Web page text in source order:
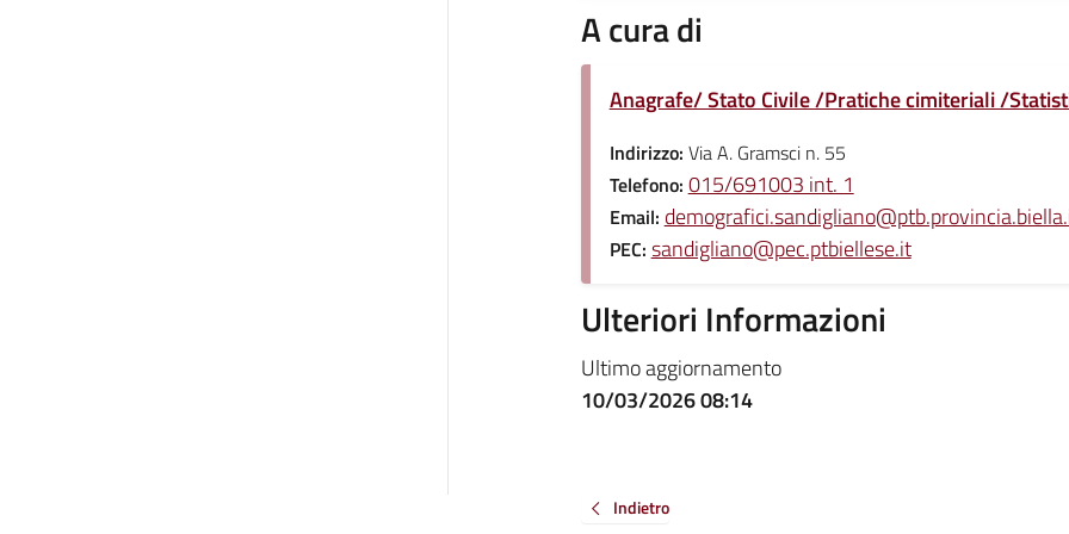
A cura di
Anagrafe/ Stato Civile /Pratiche cimiteriali /
Indirizzo: Via A. Gramsci n. 55
Telefono: 015/691003 int. 1
Email:
PEC: sandigliano@pec.ptbiellese.it
Ulteriori Informazioni
Ultimo aggiornamento
10/03/2026 08:14
Indietro